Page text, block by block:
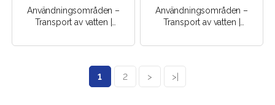
Användningsområden –
Transport av vatten |
Användningsområden –
Transport av vatten |
1 2 > >|